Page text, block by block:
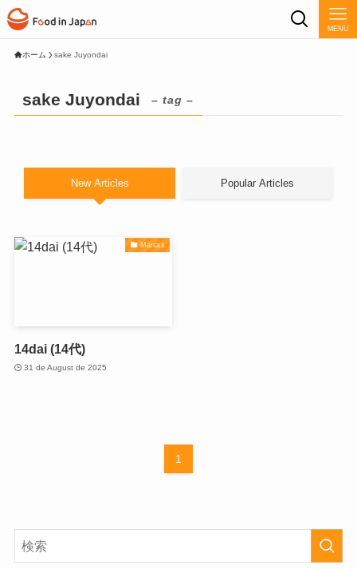
MENU
ホーム sake Juyondai
sake Juyondai – tag –
New Articles Popular Articles
Marcas
14dai (14代)
31 de August de 2025
1